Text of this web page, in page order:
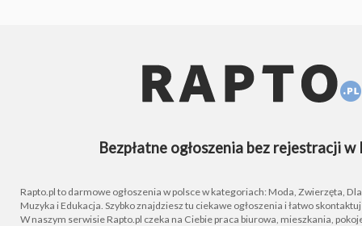
Bezpłatne ogłoszenia bez rejestracji w
Rapto.pl to darmowe ogłoszenia w polsce w kategoriach: Moda, Zwierzęta, Dla
Muzyka i Edukacja. Szybko znajdziesz tu ciekawe ogłoszenia i łatwo
W naszym serwisie Rapto.pl czeka na Ciebie praca biurowa, mieszkania,